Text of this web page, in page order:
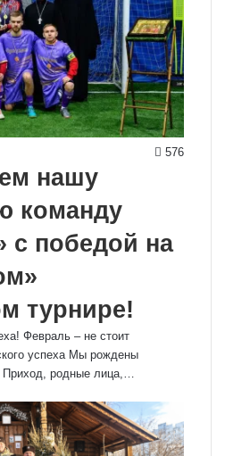
576
нашу
команду
с победой на
турнире!
Февраль – не стоит
успеха Мы рождены
Приход, родные лица,…